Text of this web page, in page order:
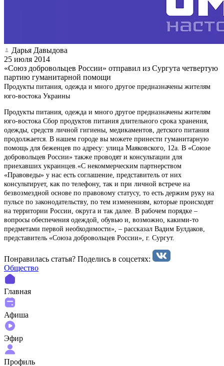
Дарья Давыдова
25 июля 2014
«Союз добровольцев России» отправил из Сургута четвертую
партию гуманитарной помощи
Продукты питания, одежда и много другое предназначены жителям
юго-востока Украины
Продукты питания, одежда и много другое предназначены жителям
юго-востока Сбор продуктов питания длительного срока хранения,
одежды, средств личной гигиены, медикаментов, детского питания
продолжается. В нашем городе вы можете принести гуманитарную
помощь для беженцев по адресу: улица Маяковского, 12а. В «Союзе
добровольцев России» также проводят и консультации для
приехавших украинцев.«С некоммерческим партнерством
«Правоведы» у нас есть соглашение, представитель от них
консультирует, как по телефону, так и при личной встрече на
безвозмездной основе по правовому статусу, то есть держим руку на
пульсе по законодательству, по тем изменениям, которые происходят
на территории России, округа и так далее. В рабочем порядке –
вопросы обеспечения одеждой, обувью и, возможно, какими-то
предметами первой необходимости», – рассказал Вадим Булдаков,
представитель «Союза добровольцев России», г. Сургут.
Понравилась статья? Поделиcь в соцсетях:
Общество
Главная
Афиша
Эфир
Профиль